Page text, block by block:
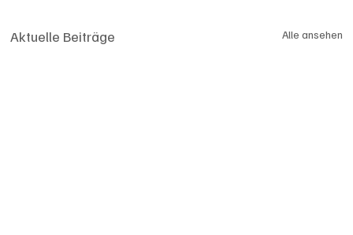
Aktuelle Beiträge Alle ansehen